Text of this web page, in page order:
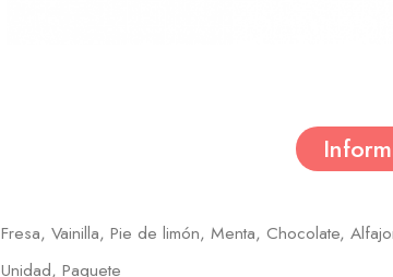
Fresa, Vainilla, Pie de limón, Menta, Chocolate,
Unidad, Paquete